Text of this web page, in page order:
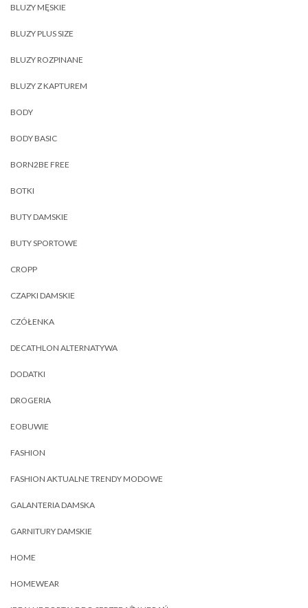
BLUZY MĘSKIE
BLUZY PLUS SIZE
BLUZY ROZPINANE
BLUZY Z KAPTUREM
BODY
BODY BASIC
BORN2BE FREE
BOTKI
BUTY DAMSKIE
BUTY SPORTOWE
CROPP
CZAPKI DAMSKIE
CZÓŁENKA
DECATHLON ALTERNATYWA
DODATKI
DROGERIA
EOBUWIE
FASHION
FASHION AKTUALNE TRENDY MODOWE
GALANTERIA DAMSKA
GARNITURY DAMSKIE
HOME
HOMEWEAR